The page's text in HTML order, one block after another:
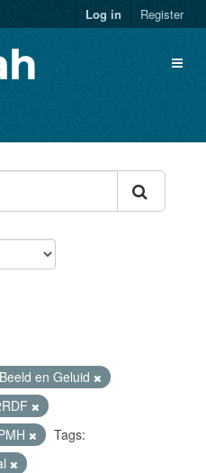
Log in Register
en Geluid
Tags: